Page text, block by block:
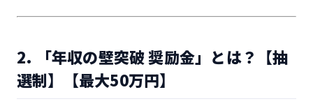
2. 「年収の壁突破 奨励金」とは？【抽
選制】【最大50万円】